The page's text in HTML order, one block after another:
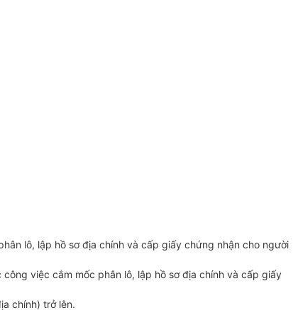
lô, lập hồ sơ địa chính và cấp giấy chứng nhận cho người
việc cắm mốc phân lô, lập hồ sơ địa chính và cấp giấy
chính) trở lên.